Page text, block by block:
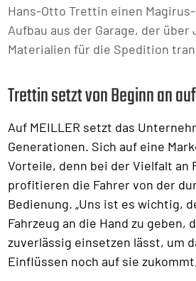
Hans-Otto Trettin einen
Aufbau aus der Garage, der über
Materialien für die Spedition
Trettin setzt von Beginn an auf
Auf MEILLER setzt das
Generationen. Sich auf eine
Vorteile, denn bei der Vielfalt an
profitieren die Fahrer von der
Bedienung. „Uns ist es wichtig,
Fahrzeug an die Hand zu geben,
zuverlässig einsetzen lässt, um
Einflüssen noch auf sie